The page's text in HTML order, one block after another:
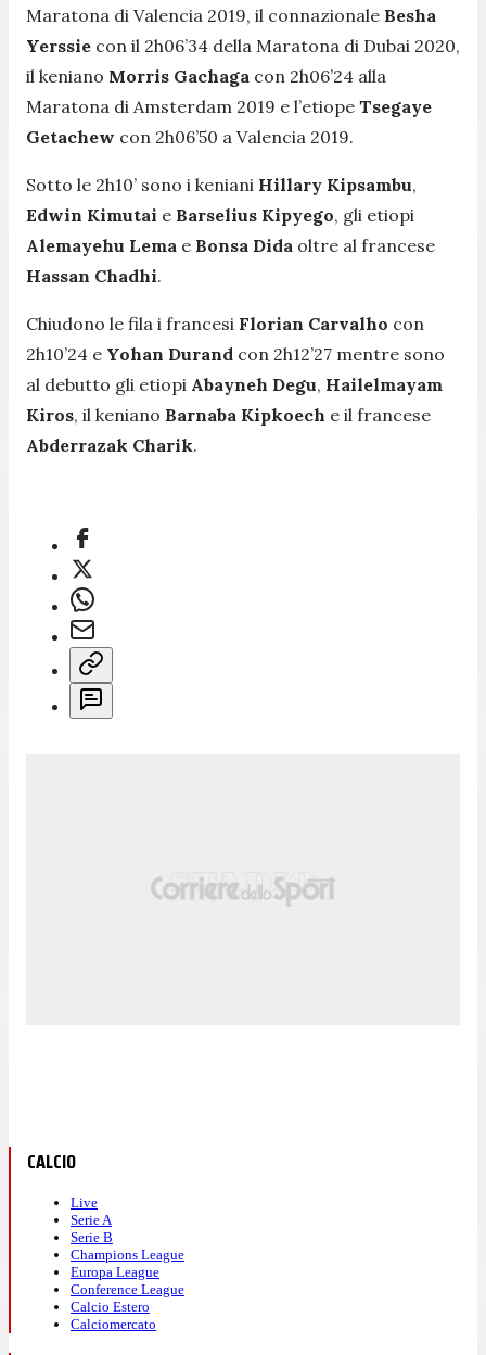
Maratona di Valencia 2019, il connazionale Besha
Yerssie con il 2h06’34 della Maratona di Dubai 2020,
il keniano Morris Gachaga con 2h06’24 alla
Maratona di Amsterdam 2019 e l’etiope Tsegaye
Getachew con 2h06’50 a Valencia 2019.
Sotto le 2h10’ sono i keniani Hillary Kipsambu,
Edwin Kimutai e Barselius Kipyego, gli etiopi
Alemayehu Lema e Bonsa Dida oltre al francese
Hassan Chadhi.
Chiudono le fila i francesi Florian Carvalho con
2h10’24 e Yohan Durand con 2h12’27 mentre sono
al debutto gli etiopi Abayneh Degu, Hailelmayam
Kiros, il keniano Barnaba Kipkoech e il francese
Abderrazak Charik.
CALCIO
Live
Serie A
Serie B
Champions League
Europa League
Conference League
Calcio Estero
Calciomercato